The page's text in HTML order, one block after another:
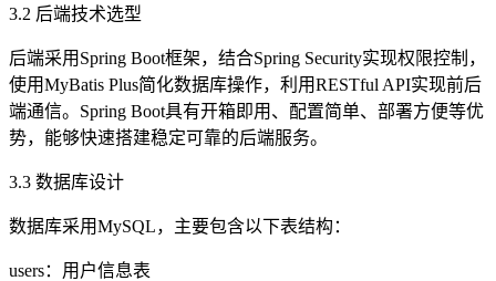
3.2 后端技术选型
后端采用Spring Boot框架，结合Spring Security实现权限控制，
使用MyBatis Plus简化数据库操作，利用RESTful API实现前后
端通信。Spring Boot具有开箱即用、配置简单、部署方便等优
势，能够快速搭建稳定可靠的后端服务。
3.3 数据库设计
数据库采用MySQL，主要包含以下表结构：
users：用户信息表